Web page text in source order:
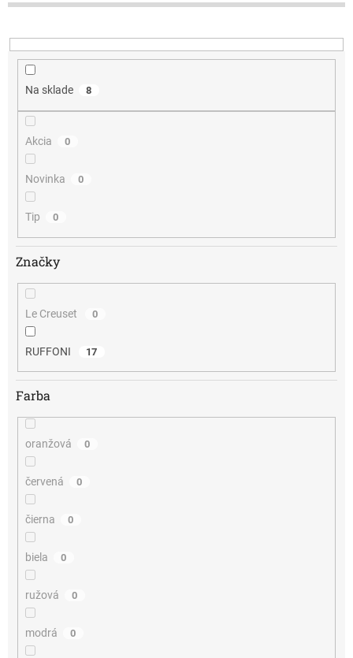
d
k
t
Na sklade 8
Akcia 0
Novinka 0
Tip 0
Značky
Le Creuset 0
RUFFONI 17
Farba
oranžová 0
červená 0
čierna 0
biela 0
ružová 0
modrá 0